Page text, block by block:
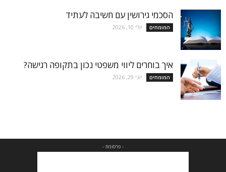
הסכמי גירושין עם חשיבה לעתיד
המומחים יולי 10, 2026
איך בוחרים ליווי משפטי נכון בתקופה רגישה?
המומחים יוני 29, 2026
- פרסומת -